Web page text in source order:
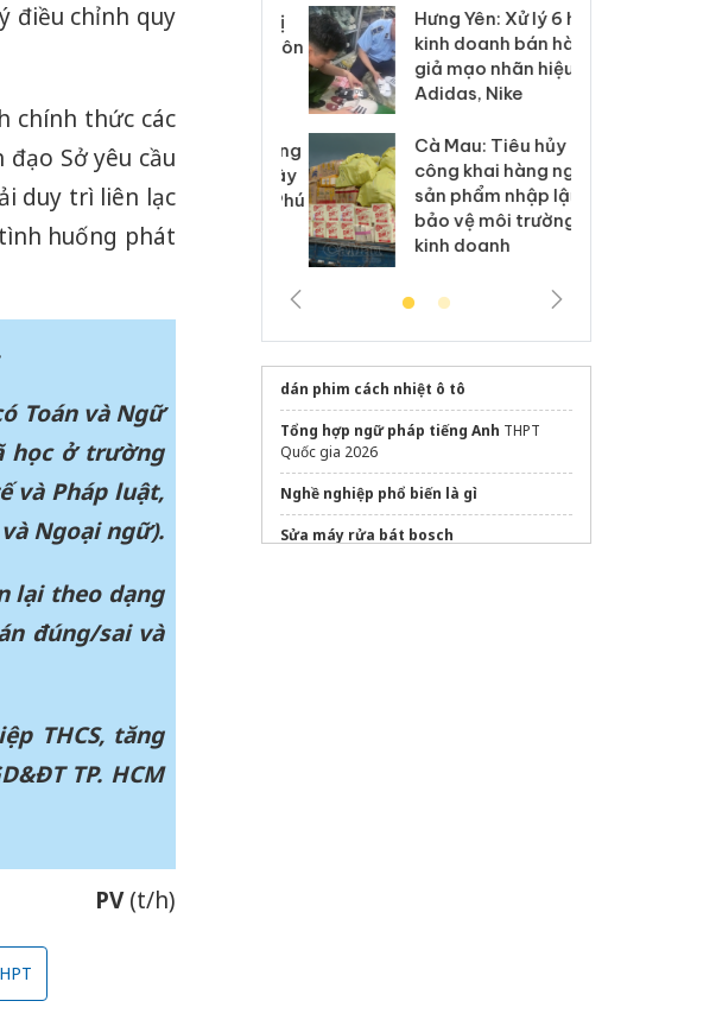
điều chỉnh quy
chính thức các
Sở yêu cầu
duy trì liên lạc
huống phát
Toán và Ngữ
học ở trường
và Pháp luật,
Ngoại ngữ).
lại theo dạng
đúng/sai và
THCS, tăng
TP. HCM
PV(t/h)
Thanh Hóa: Tìm bị
An Giang: Đối tượng
chủ mưu đường dây
bán hàng giả tại Phú
Quốc ra đầu thú
Hưng Yên: Xử lý 6 hộ
kinh doanh bán hàng
giả mạo nhãn hiệu
Adidas, Nike
Cà Mau: Tiêu hủy
công khai hàng ngàn
sản phẩm nhập lậu,
bảo vệ môi trường
kinh doanh
dán phim cách nhiệt ô tô
Tổng hợp ngữ pháp tiếng Anh THPT
Quốc gia 2026
Nghề nghiệp phổ biến là gì
Sửa máy rửa bát bosch